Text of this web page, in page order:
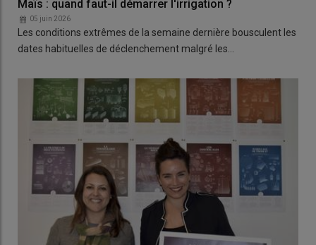
Maïs : quand faut-il démarrer l'irrigation ?
05 juin 2026
Les conditions extrêmes de la semaine dernière bousculent les
dates habituelles de déclenchement malgré les…